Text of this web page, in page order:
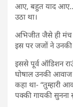
आए, बहुत याद आए…”
उठा था।
अभिजीत जैसे ही मंच
इस पर जजों ने उनकी
इससे पूर्व ऑडिशन
घोषाल उनकी आवाज
कहा था- “तुम्हारी
पक्की गायकी सुनना